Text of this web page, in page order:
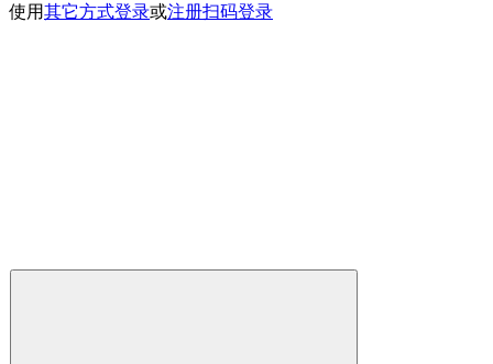
使用其它方式登录或注册扫码登录